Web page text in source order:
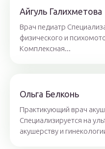
Айгуль Галихметова
Врач педиатр
физического и
Комплексная...
Ольга Белконь
Практикующий врач
Специализируется на
акушерству и